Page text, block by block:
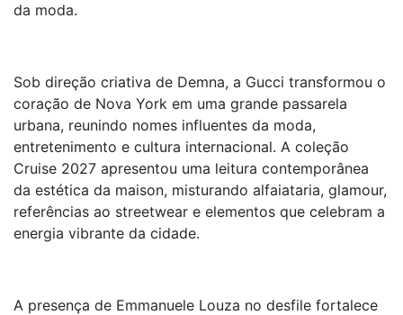
da moda.
Sob direção criativa de Demna, a Gucci transformou o
coração de Nova York em uma grande passarela
urbana, reunindo nomes influentes da moda,
entretenimento e cultura internacional. A coleção
Cruise 2027 apresentou uma leitura contemporânea
da estética da maison, misturando alfaiataria, glamour,
referências ao streetwear e elementos que celebram a
energia vibrante da cidade.
A presença de Emmanuele Louza no desfile fortalece